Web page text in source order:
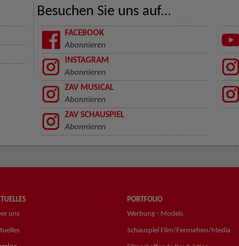
Besuchen Sie uns auf...
FACEBOOK
Abonnieren
INSTAGRAM
Abonnieren
ZAV MUSICAL
Abonnieren
ZAV SCHAUSPIEL
Abonnieren
uns
PORTFOLIO
Werbung - Models
Schauspiel Film/Fernsehen/Media